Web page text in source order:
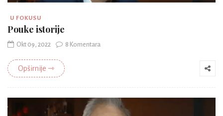
U FOKUSU
Pouke istorije
Okt 09, 2022 8 Komentara
Opširnije ⇾